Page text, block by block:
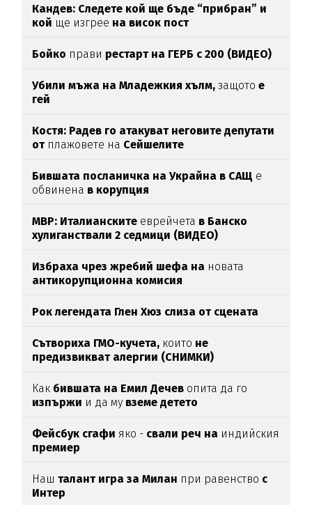
Кандев: Следете кой ще бъде “прибран” и
кой ще изгрее на висок пост
Бойко прави рестарт на ГЕРБ с 200 (ВИДЕО)
Убили мъжа на Младежкия хълм,защото е
гей
Костя: Радев го атакуват неговите депутати
отплажовете на Сейшелите
Бившата посланичка на Украйна в САЩ е
обвинена в корупция
МВР: Италианските еврейчета в Банско
хулиганствали 2 седмици (ВИДЕО)
Избраха чрез жребий шефа на новата
антикорупционна комисия
Рок легендата Глен Хюз слиза от сцената
Сътвориха ГМО-кучета, които не
предизвикват алергии (СНИМКИ)
Как бившата на Емил Дечев опита да го
изпържи и да му вземе детето
Фейсбук сгафи яко - свали реч на индийския
премиер
Нашталант игра за Милан при равенство с
Интер